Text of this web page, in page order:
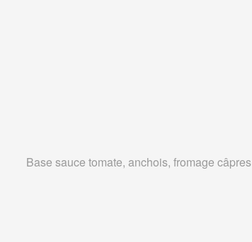
Base sauce tomate, anchois, fromage câpres